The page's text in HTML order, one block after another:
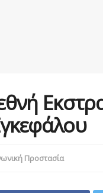
Προστασία